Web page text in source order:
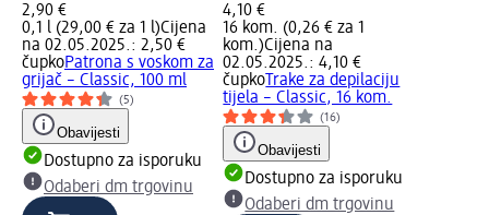
2,90 €
0,1 l (29,00 € za 1 l)Cijena
na 02.05.2025.: 2,50 €
čupkoPatrona s voskom za
grijač – Classic, 100 ml
(5)
Obavijesti
Dostupno za isporuku
Odaberi dm trgovinu
4,10 €
16 kom. (0,26 € za 1
kom.)Cijena na
02.05.2025.: 4,10 €
čupko Trake za depilaciju
tijela – Classic, 16 kom.
(16)
Obavijesti
Dostupno za isporuku
Odaberi dm trgovinu